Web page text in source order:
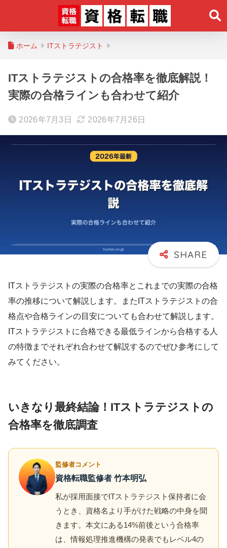
ホーム ITストラテジスト
ITストラテジストの合格率を徹底解説！
実際の合格ラインも合わせて紹介
2026年7月3日 2026年7月26日
ITストラテジストの実際の合格率とこれまでの実際の合格
率の推移について解説します。またITストラテジストの合
格点や合格ラインの目安についても合わせて解説します。
ITストラテジストに合格できる最低ラインから合格する人
の特徴までそれぞれ合わせて解説するのでぜひ参考にして
みてください。
いきなり最終結論！ITストラテジストの
合格率を徹底調査
監修者コメント
資格転職監修者 竹本明弘
私が採用面接でITストラテジスト保持者に会
うとき、資格名より手がけた戦略の中身を聞
きます。本文にある14%前後という合格率
は、情報処理推進機構の発表でもレベル4の